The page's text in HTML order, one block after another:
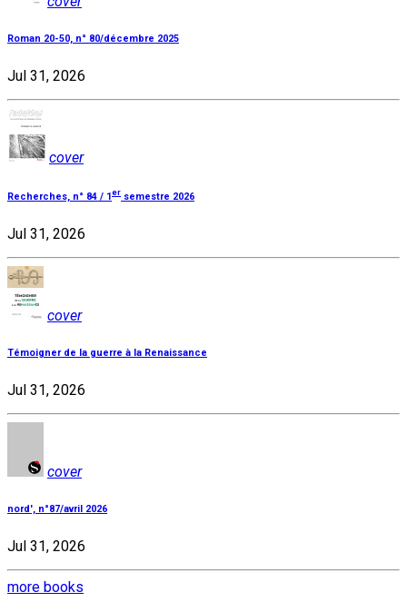
Roman 20-50, n° 80/décembre 2025
Jul 31, 2026
cover
Recherches, n° 84 / 1 er semestre 2026
Jul 31, 2026
cover
Témoigner de la guerre à la Renaissance
Jul 31, 2026
cover
nord', n°87/avril 2026
Jul 31, 2026
more books